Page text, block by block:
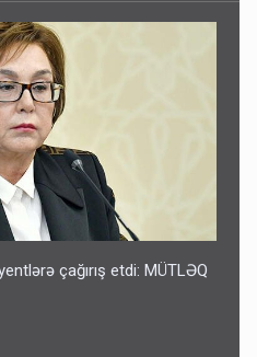
çağırış etdi: MÜTLƏQ